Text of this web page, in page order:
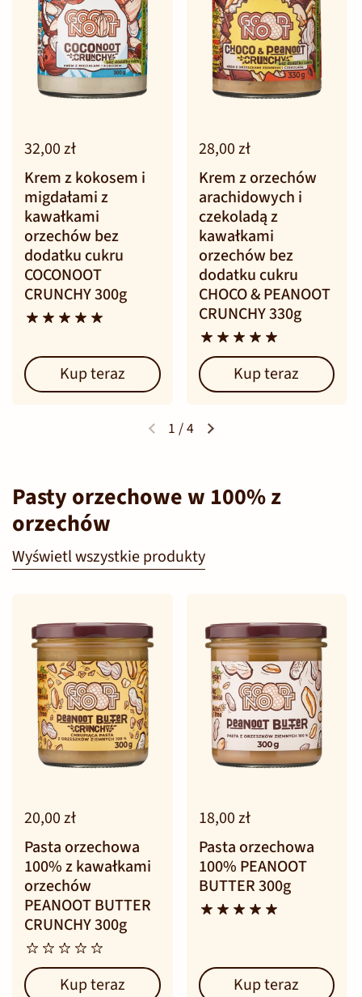
32,00 zł
Krem z kokosem i
migdałami z
kawałkami
orzechów bez
dodatku cukru
COCONOOT
CRUNCHY 300g
Kup teraz
28,00 zł
Krem z orzechów
arachidowych i
czekoladą z
kawałkami
orzechów bez
dodatku cukru
CHOCO & PEANOOT
CRUNCHY 330g
Kup teraz
1 /4
Pasty orzechowe w 100% z
orzechów
Wyświetl wszystkie produkty
20,00 zł
Pasta orzechowa
100% z kawałkami
orzechów
PEANOOT BUTTER
CRUNCHY 300g
Kup teraz
18,00 zł
Pasta orzechowa
100% PEANOOT
BUTTER 300g
Kup teraz